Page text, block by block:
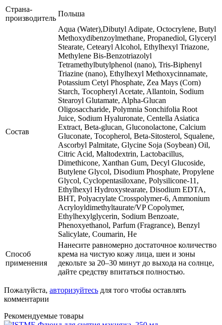
Страна-
производитель
Польша
Состав
Aqua (Water),Dibutyl Adipate, Octocrylene, Butyl
Methoxydibenzoylmethane, Propanediol, Glyceryl
Stearate, Cetearyl Alcohol, Ethylhexyl Triazone,
Methylene Bis-Benzotriazolyl
Tetramethylbutylphenol (nano), Tris-Biphenyl
Triazine (nano), Ethylhexyl Methoxycinnamate,
Potassium Cetyl Phosphate, Zea Mays (Corn)
Starch, Tocopheryl Acetate, Allantoin, Sodium
Stearoyl Glutamate, Alpha-Glucan
Oligosaccharide, Polymnia Sonchifolia Root
Juice, Sodium Hyaluronate, Centella Asiatica
Extract, Beta-glucan, Gluconolactone, Calcium
Gluconate, Tocopherol, Beta-Sitosterol, Squalene,
Ascorbyl Palmitate, Glycine Soja (Soybean) Oil,
Citric Acid, Maltodextrin, Lactobacillus,
Dimethicone, Xanthan Gum, Decyl Glucoside,
Butylene Glycol, Disodium Phosphate, Propylene
Glycol, Cyclopentasiloxane, Polysilicone-11,
Ethylhexyl Hydroxystearate, Disodium EDTA,
BHT, Polyacrylate Crosspolymer-6, Ammonium
Acryloyldimethyltaurate/VP Copolymer,
Ethylhexylglycerin, Sodium Benzoate,
Phenoxyethanol, Parfum (Fragrance), Benzyl
Salicylate, Coumarin, He
Способ
применения
Нанесите равномерно достаточное количество
крема на чистую кожу лица, шеи и зоны
декольте за 20–30 минут до выхода на солнце,
дайте средству впитаться полностью.
Пожалуйста, авторизуйтесь для того чтобы оставлять
комментарии
Рекомендуемые товары